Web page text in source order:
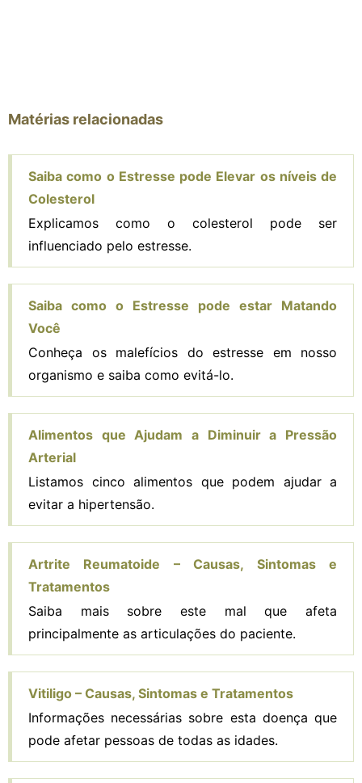
Matérias relacionadas
Saiba como o Estresse pode Elevar os níveis de
Colesterol
Explicamos como o colesterol pode ser
influenciado pelo estresse.
Saiba como o Estresse pode estar Matando
Você
Conheça os malefícios do estresse em nosso
organismo e saiba como evitá-lo.
Alimentos que Ajudam a Diminuir a Pressão
Arterial
Listamos cinco alimentos que podem ajudar a
evitar a hipertensão.
Artrite Reumatoide – Causas, Sintomas e
Tratamentos
Saiba mais sobre este mal que afeta
principalmente as articulações do paciente.
Vitiligo – Causas, Sintomas e Tratamentos
Informações necessárias sobre esta doença que
pode afetar pessoas de todas as idades.